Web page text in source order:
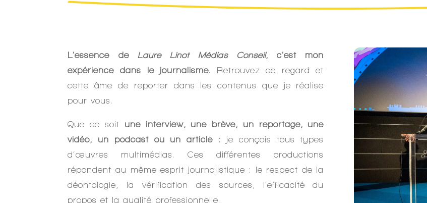
L’essence de Laure Linot Médias Conseil,
c’est mon
expérience dans le journalisme. Retrouvez ce regard et
cette âme de reporter dans les contenus que je réalise
pour vous.
Que ce soit une interview, une brève, un reportage, une
vidéo, un podcast ou un article: je conçois tous types
d’œuvres multimédias. Ces différentes productions
répondent au même esprit journalistique : le respect de la
déontologie, la vérification des sources, l’efficacité du
propos et la qualité professionnelle.